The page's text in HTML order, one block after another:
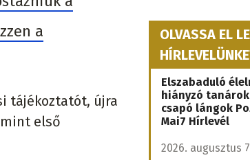
a
tájékoztatót, újra
első
OLVASSA EL
Elszabaduló
hiányzó tanárok
csapó lángok
Mai7 Hírlevél
2026. augusztus